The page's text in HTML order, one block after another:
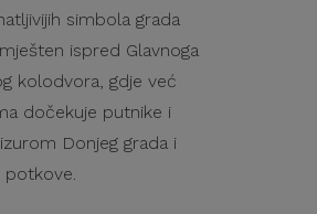
simbola grada
ispred Glavnoga
kolodvora, gdje već
dočekuje putnike i
Donjeg grada i
potkove.